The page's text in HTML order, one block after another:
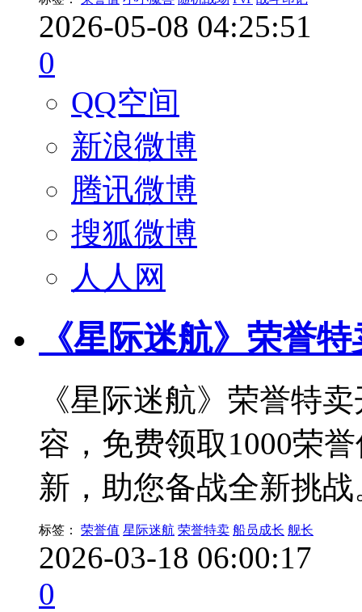
2026-05-08 04:25:51
0
QQ空间
新浪微博
腾讯微博
搜狐微博
人人网
《星际迷航》荣誉
《星际迷航》荣誉特
容，免费领取1000荣
新，助您备战全新挑战
标签： 荣誉值 星际迷航 荣誉特卖 船员成长 舰长
2026-03-18 06:00:17
0